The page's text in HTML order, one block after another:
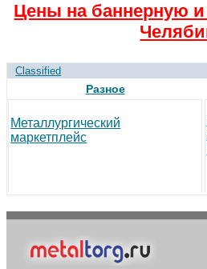
Цены на баннерную и
Classified
Разное
Металлургический
маркетплейс